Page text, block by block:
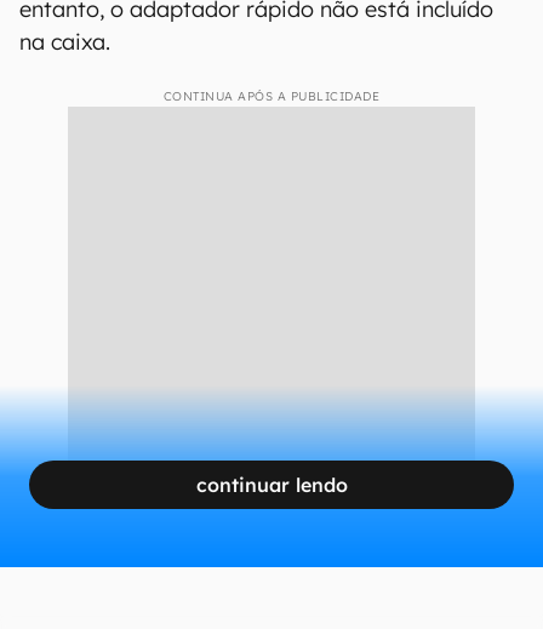
entanto, o adaptador rápido não está incluído
na caixa.
CONTINUA APÓS A PUBLICIDADE
continuar lendo